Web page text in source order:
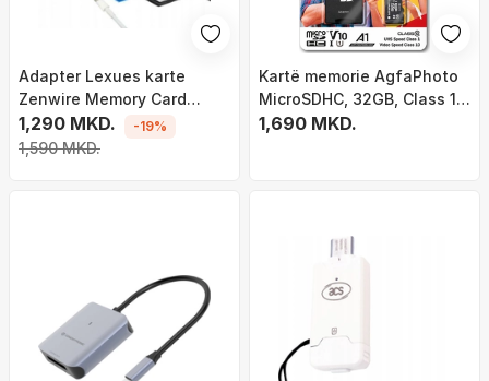
Adapter Lexues karte
Zenwire Memory Card
Reader, Lightning, SD Micro
SD USB 256GB, i bardhë
1,290 MKD.
1,590 MKD.
-19%
Kartë memorie AgfaPhoto
MicroSDHC, 32GB, Class 10,
UHS-I/U1 A1 V10
1,690 MKD.